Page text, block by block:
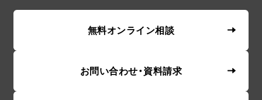
無料オンライン相談
お問い合わせ・資料請求